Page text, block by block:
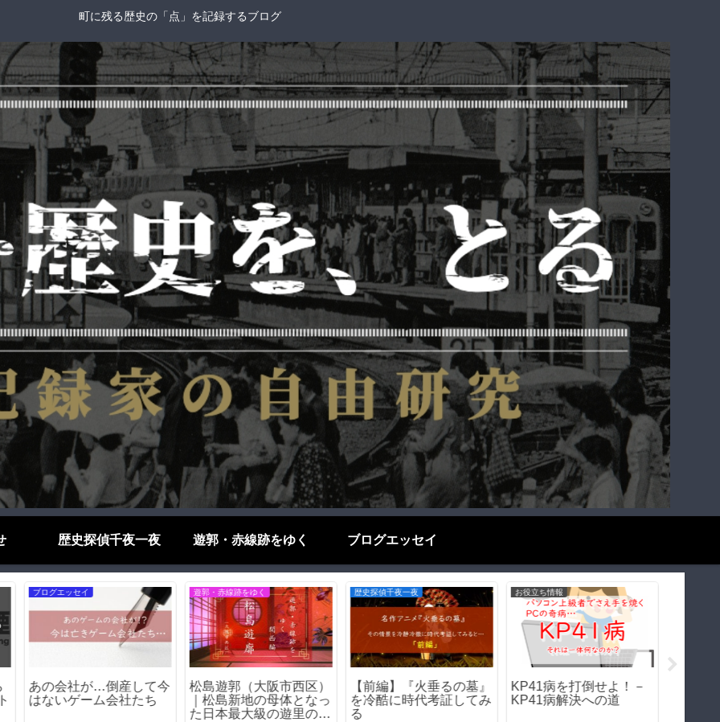
町に残る歴史の「点」を記録するブログ
歴史探偵千夜一夜 遊郭・赤線跡をゆく ブログエッセイ
ブログエッセイ
あの会社が…倒産して今
はないゲーム会社たち
遊郭・赤線跡をゆく
松島遊郭（大阪市西区）
｜松島新地の母体となっ
た日本最大級の遊里の歴
歴史探偵千夜一夜
【前編】『火垂るの墓』
を冷酷に時代考証してみ
る
お役立ち情報
KP41病を打倒せよ！－
KP41病解決への道